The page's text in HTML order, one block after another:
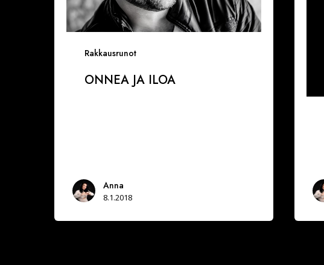
Rakkausrunot
ONNEA JA ILOA
Anna
8.1.2018